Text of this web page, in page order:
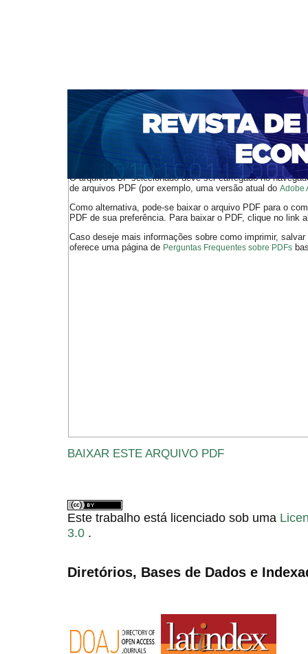
CAPA SOBRE ACESSO CADASTRO
NOTÍCIAS
PORTAL DE REVISTAS DA UNIFACS
BASES DE DADOS E INDEXADORES
Capa Ano XX - V. 1 - N. 39 - Abril de 2018 > Santos
O arquivo PDF selecionado deve ser carregado no
de arquivos PDF (por exemplo, uma versão atual do Adobe
Como alternativa, pode-se baixar o arquivo PDF para o
PDF de sua preferência. Para baixar o PDF, clique no link
Caso deseje mais informações sobre como imprimir,
oferece uma página de Perguntas Frequentes sobre PDFs
BAIXAR ESTE ARQUIVO PDF
Este trabalho está licenciado sob uma
3.0 .
Diretórios, Bases de Dados e